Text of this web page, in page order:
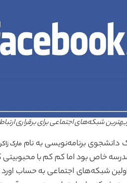
شبکه‌های اجتماعی برای برقراری ارتباط
مارک
خاص بود اما کم کم با محبوبیتی
شبکه‌های اجتماعی به حساب